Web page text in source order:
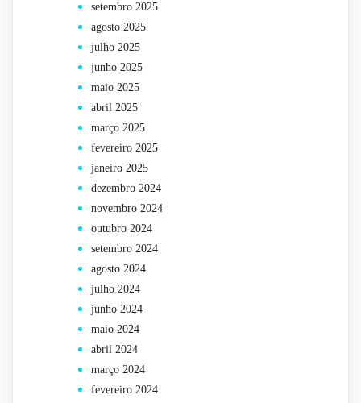
setembro 2025
agosto 2025
julho 2025
junho 2025
maio 2025
abril 2025
março 2025
fevereiro 2025
janeiro 2025
dezembro 2024
novembro 2024
outubro 2024
setembro 2024
agosto 2024
julho 2024
junho 2024
maio 2024
abril 2024
março 2024
fevereiro 2024